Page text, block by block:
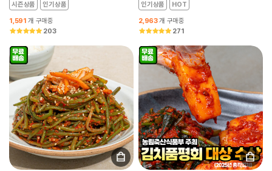
시즌상품 인기상품
1,591 개 구매중
203
인기상품 HOT
2,963개 구매중
271